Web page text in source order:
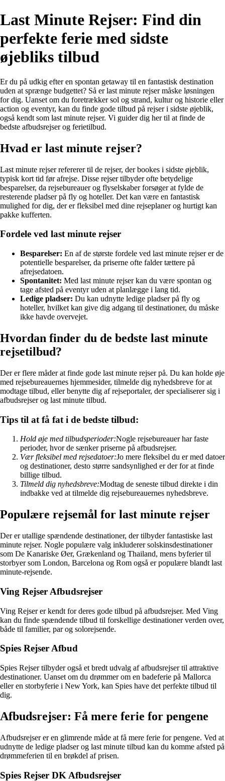
Last Minute Rejser: Find din
perfekte ferie med sidste
øjebliks tilbud
Er du på udkig efter en spontan getaway til en fantastisk destination
uden at sprænge budgettet? Så er last minute rejser måske løsningen
for dig. Uanset om du foretrækker sol og strand, kultur og historie eller
action og eventyr, kan du finde gode tilbud på rejser i sidste øjeblik,
også kendt som last minute rejser. Vi guider dig her til at finde de
bedste afbudsrejser og ferietilbud.
Hvad er last minute rejser?
Last minute rejser refererer til de rejser, der bookes i sidste øjeblik,
typisk kort tid før afrejse. Disse rejser tilbyder ofte betydelige
besparelser, da rejsebureauer og flyselskaber forsøger at fylde de
resterende pladser på fly og hoteller. Det kan være en fantastisk
mulighed for dig, der er fleksibel med dine rejseplaner og hurtigt kan
pakke kufferten.
Fordele ved last minute rejser
Besparelser: En af de største fordele ved last minute rejser er de
potentielle besparelser, da priserne ofte falder tættere på
afrejsedatoen.
Spontanitet: Med last minute rejser kan du være spontan og
tage afsted på eventyr uden at planlægge i lang tid.
Ledige pladser: Du kan udnytte ledige pladser på fly og
hoteller, hvilket kan give dig adgang til destinationer, du måske
ikke havde overvejet.
Hvordan finder du de bedste last minute
rejsetilbud?
Der er flere måder at finde gode last minute rejser på. Du kan holde øje
med rejsebureauernes hjemmesider, tilmelde dig nyhedsbreve for at
modtage tilbud, eller benytte dig af rejseportaler, der specialiserer sig i
afbudsrejser og last minute tilbud.
Tips til at få fat i de bedste tilbud:
Hold øje med tilbudsperioder:Nogle rejsebureauer har faste
perioder, hvor de sænker priserne på afbudsrejser.
Vær fleksibel med rejsedatoer:Jo mere fleksibel du er med datoer
og destinationer, desto større sandsynlighed er der for at finde
billige tilbud.
Tilmeld dig nyhedsbreve:Modtag de seneste tilbud direkte i din
indbakke ved at tilmelde dig rejsebureauernes nyhedsbreve.
Populære rejsemål for last minute rejser
Der er utallige spændende destinationer, der tilbyder fantastiske last
minute rejser. Nogle populære valg inkluderer solskinsdestinationer
som De Kanariske Øer, Grækenland og Thailand, mens byferier til
storbyer som London, Barcelona og Rom også er populære blandt last
minute-rejsende.
Ving Rejser Afbudsrejser
Ving Rejser er kendt for deres gode tilbud på afbudsrejser. Med Ving
kan du finde spændende tilbud til forskellige destinationer verden over,
både til familier, par og solorejsende.
Spies Rejser Afbud
Spies Rejser tilbyder også et bredt udvalg af afbudsrejser til attraktive
destinationer. Uanset om du drømmer om en badeferie på Mallorca
eller en storbyferie i New York, kan Spies have det perfekte tilbud til
dig.
Afbudsrejser: Få mere ferie for pengene
Afbudsrejser er en glimrende måde at få mere ferie for pengene. Ved at
udnytte de ledige pladser og last minute tilbud kan du komme afsted på
drømmeferien til en brøkdel af prisen.
Spies Rejser DK Afbudsrejser